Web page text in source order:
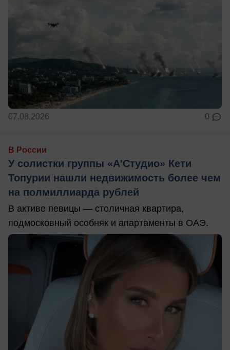
07.08.2026 0
В России
У солистки группы «А'Студио» Кети
Топурии нашли недвижимость более чем
на полмиллиарда рублей
В активе певицы — столичная квартира,
подмосковный особняк и апартаменты в ОАЭ.